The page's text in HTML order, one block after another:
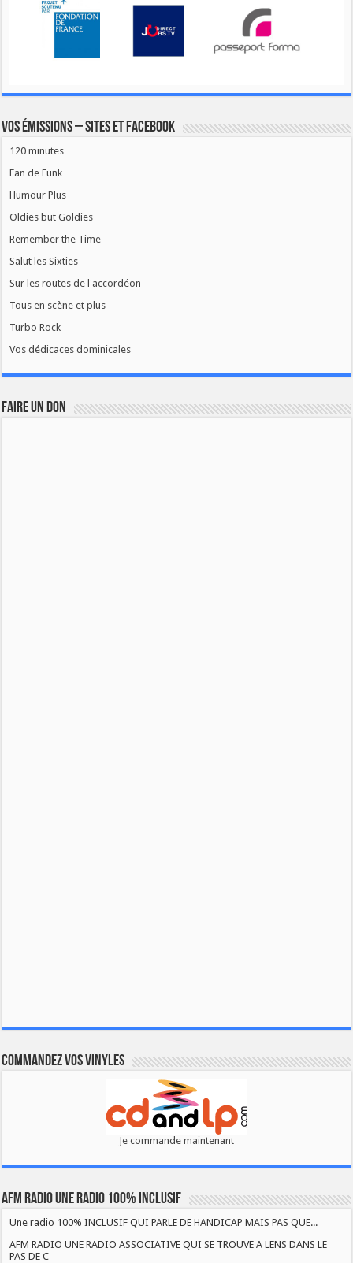
Vos émissions – Sites et Facebook
120 minutes
Fan de Funk
Humour Plus
Oldies but Goldies
Remember the Time
Salut les Sixties
Sur les routes de l'accordéon
Tous en scène et plus
Turbo Rock
Vos dédicaces dominicales
FAIRE UN DON
Commandez vos vinyles
Je commande maintenant
AFM RADIO UNE RADIO 100% INCLUSIF
Une radio 100% INCLUSIF QUI PARLE DE HANDICAP MAIS PAS QUE...
AFM RADIO UNE RADIO ASSOCIATIVE QUI SE TROUVE A LENS DANS LE
PAS DE C